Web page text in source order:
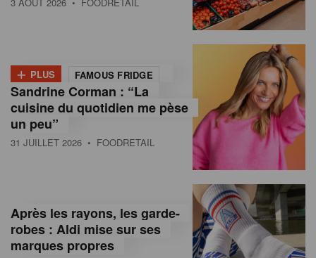
+ PLUS FAMOUS FRIDGE
Sandrine Corman : “La
cuisine du quotidien me pèse
un peu”
31 JUILLET 2026 • FOODRETAIL
Après les rayons, les garde-
robes : Aldi mise sur ses
marques propres